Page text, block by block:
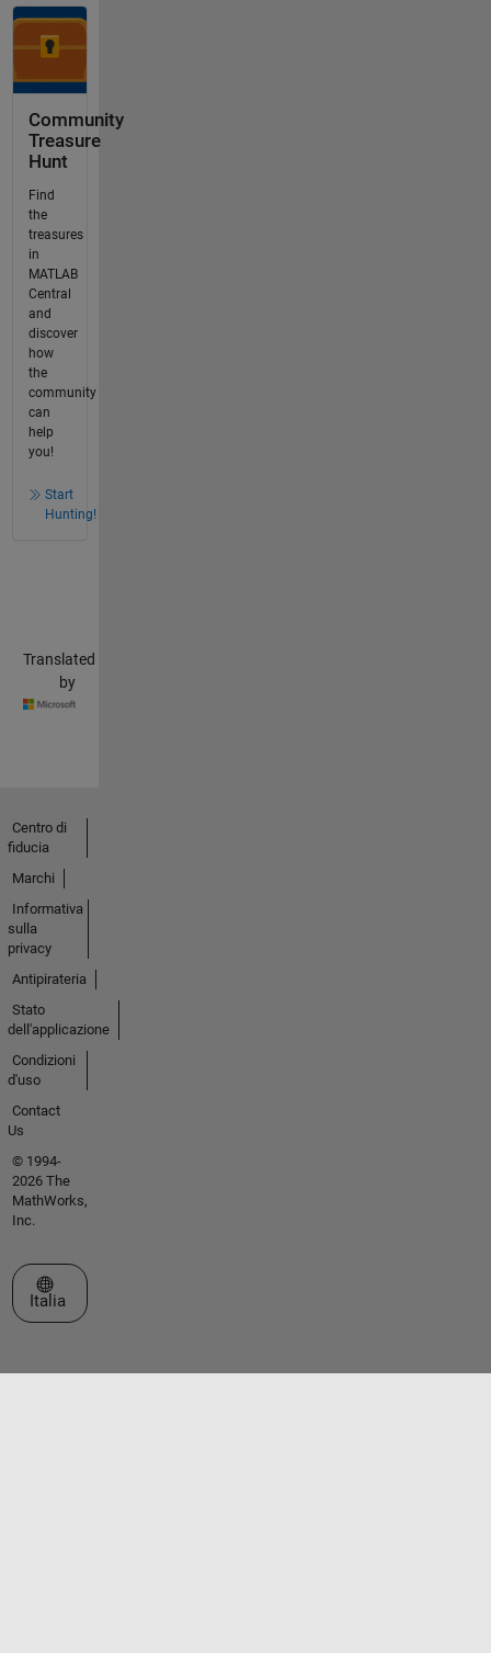
Community
Treasure
Hunt
Find
the
treasures
in
MATLAB
Central
and
discover
how
the
community
can
help
you!
Start
Hunting!
Translated
by
Centro di
fiducia
Marchi
Informativa
sulla
privacy
Antipirateria
Stato
dell'applicazione
Condizioni
d'uso
Contact
Us
© 1994-
2026 The
MathWorks,
Inc.
Seleziona un sito web
Italia